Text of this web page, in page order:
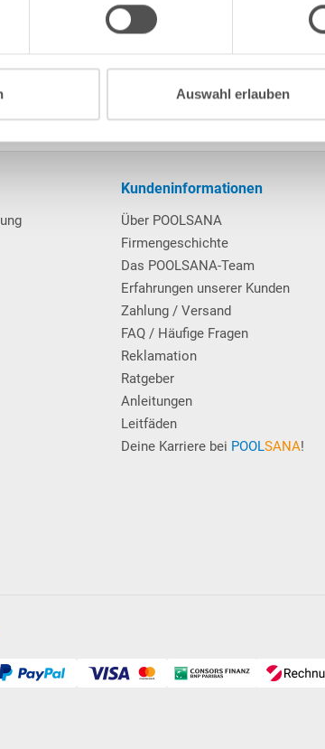
Auswahl erlauben
an der innenliegenden Kante zwischen Pool-
Kundeninformationen
Über POOLSANA
Firmengeschichte
Das POOLSANA-Team
Erfahrungen unserer Kunden
Zahlung / Versand
FAQ / Häufige Fragen
Reklamation
Ratgeber
Anleitungen
Leitfäden
Deine Karriere bei POOLSANA!